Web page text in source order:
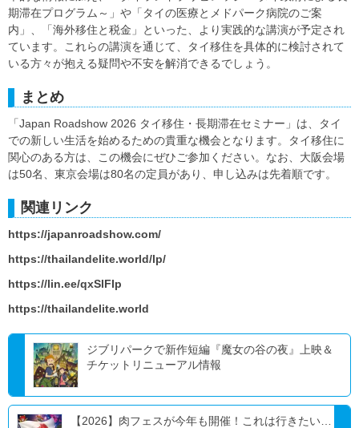
期滞在プログラム～」や「タイの医療とメドパーク病院のご案
内」、「海外移住と税金」といった、より実践的な講演が予定され
ています。これらの講演を通じて、タイ移住を具体的に検討されて
いる方々が抱える疑問や不安を解消できるでしょう。
まとめ
「Japan Roadshow 2026 タイ移住・長期滞在セミナー」は、タイ
での新しい生活を始めるための貴重な機会となります。タイ移住に
関心のある方は、この機会にぜひご参加ください。なお、大阪会場
は50名、東京会場は80名の定員があり、申し込みは先着順です。
関連リンク
https://japanroadshow.com/
https://thailandelite.world/lp/
https://lin.ee/qxSlFIp
https://thailandelite.world
ジブリパークで新作短編『魔女の谷の夜』上映＆
チケットリニューアル情報
【2026】肉フェスが今年も開催！これは行きたい…